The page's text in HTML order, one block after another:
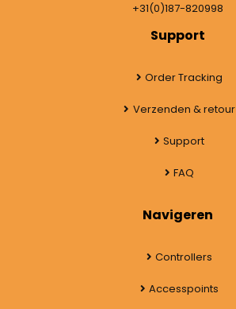
+31(0)187-820998
Support
Order Tracking
Verzenden & retour
Support
FAQ
Navigeren
Controllers
Accesspoints